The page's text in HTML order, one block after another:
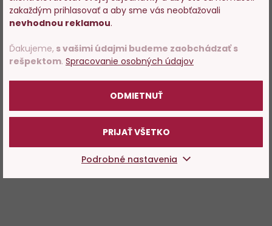
zakaždým prihlasovať a aby sme vás neobťažovali
nevhodnou reklamou.
Ďakujeme, s vašimi údajmi budeme zaobchádzať s
rešpektom. Spracovanie osobných údajov
ODMIETNUŤ
PRIJAŤ VŠETKO
Podrobné nastavenia
predajom alkoholu. Prosím
potvrďte, že Vám už bolo 18